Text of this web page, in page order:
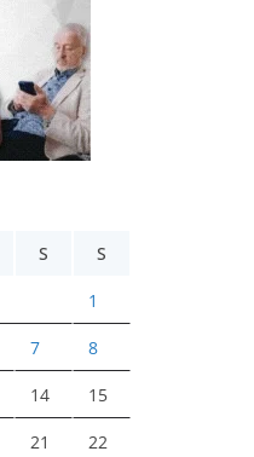
S S
1
7 8
14 15
21 22